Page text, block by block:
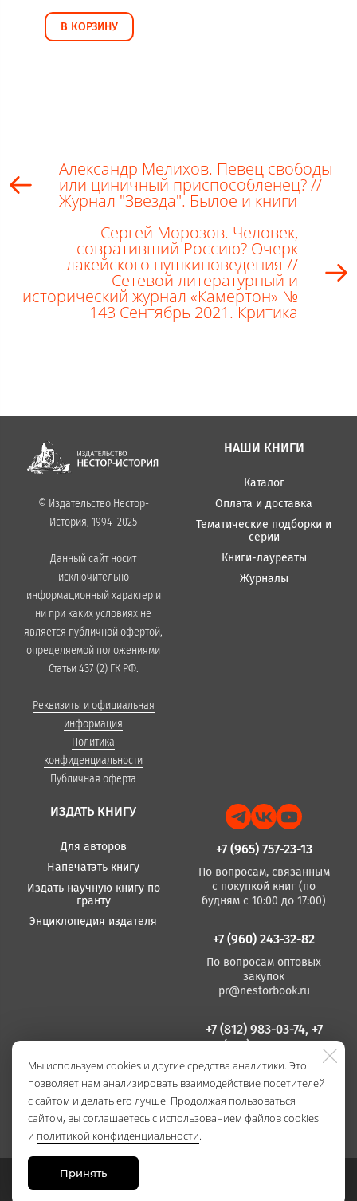
В КОРЗИНУ
Александр Мелихов. Певец свободы
или циничный приспособленец? //
Журнал "Звезда". Былое и книги
Сергей Морозов. Человек,
совративший Россию? Очерк
лакейского пушкиноведения //
Сетевой литературный и
исторический журнал «Камертон» №
143 Сентябрь 2021. Критика
© Издательство Нестор-
История, 1994–2025
Данный сайт носит
исключительно
информационный характер и
ни при каких условиях не
является публичной офертой,
определяемой положениями
Статьи 437 (2) ГК РФ.
Реквизиты и официальная
информация
Политика
конфиденциальности
Публичная оферта
НАШИ КНИГИ
Каталог
Оплата и доставка
Тематические подборки и
серии
Книги-лауреаты
Журналы
ИЗДАТЬ КНИГУ
Для авторов
Напечатать книгу
Издать научную книгу по
гранту
Энциклопедия издателя
+7 (965) 757-23-13
По вопросам, связанным
с покупкой книг (по
будням с 10:00 до 17:00)
+7 (960) 243-32-82
По вопросам оптовых
закупок
pr@nestorbook.ru
+7 (812) 983-03-74, +7
(812) 235 15 86
По вопросам издания
книг
(по будням с 10:00 до
17:00)
Мы используем cookies и другие средства аналитики. Это
позволяет нам анализировать взаимодействие посетителей
с сайтом и делать его лучше. Продолжая пользоваться
сайтом, вы соглашаетесь с использованием файлов cookies
и политикой конфиденциальности.
Принять
Сайт разработан в